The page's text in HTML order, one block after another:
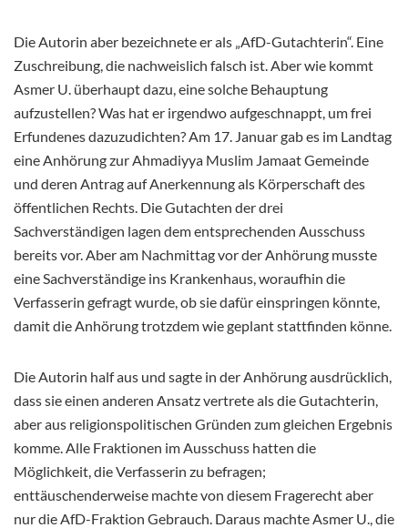
Die Autorin aber bezeichnete er als „AfD-Gutachterin“. Eine
Zuschreibung, die nachweislich falsch ist. Aber wie kommt
Asmer U. überhaupt dazu, eine solche Behauptung
aufzustellen? Was hat er irgendwo aufgeschnappt, um frei
Erfundenes dazuzudichten? Am 17. Januar gab es im Landtag
eine Anhörung zur Ahmadiyya Muslim Jamaat Gemeinde
und deren Antrag auf Anerkennung als Körperschaft des
öffentlichen Rechts. Die Gutachten der drei
Sachverständigen lagen dem entsprechenden Ausschuss
bereits vor. Aber am Nachmittag vor der Anhörung musste
eine Sachverständige ins Krankenhaus, woraufhin die
Verfasserin gefragt wurde, ob sie dafür einspringen könnte,
damit die Anhörung trotzdem wie geplant stattfinden könne.
Die Autorin half aus und sagte in der Anhörung ausdrücklich,
dass sie einen anderen Ansatz vertrete als die Gutachterin,
aber aus religionspolitischen Gründen zum gleichen Ergebnis
komme. Alle Fraktionen im Ausschuss hatten die
Möglichkeit, die Verfasserin zu befragen;
enttäuschenderweise machte von diesem Fragerecht aber
nur die AfD-Fraktion Gebrauch. Daraus machte Asmer U., die